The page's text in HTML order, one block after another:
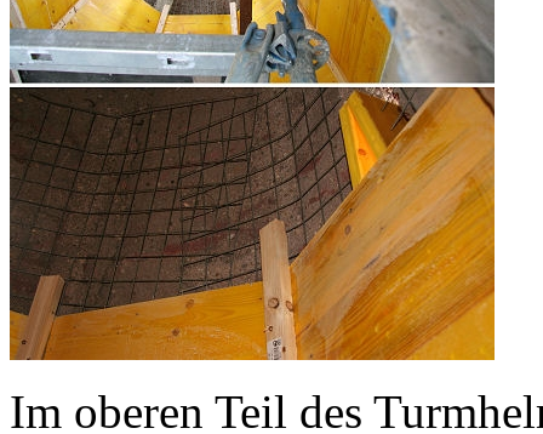
Im oberen Teil des